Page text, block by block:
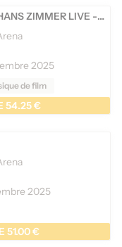
ZIMMER LIVE - THE NEXT LEVEL
2025
de film
54.25 €
2025
51.00 €